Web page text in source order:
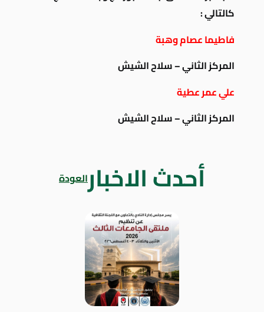
كالتالي :
فاطيما عصام وهبة
المركز الثاني – سلاح الشيش
علي عمر عطية
المركز الثاني – سلاح الشيش
أحدث الاخبارالعودة